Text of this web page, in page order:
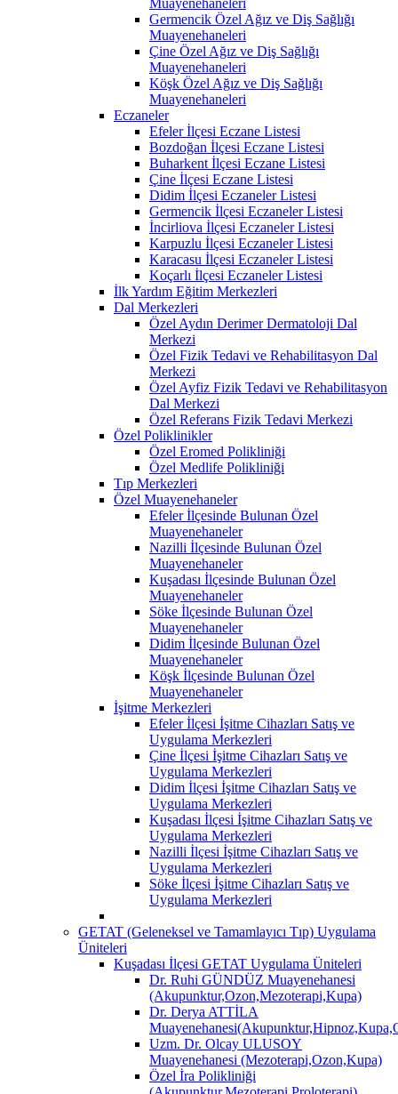
Germencik Özel Ağız ve Diş Sağlığı
Muayenehaneleri
Çine Özel Ağız ve Diş Sağlığı
Muayenehaneleri
Köşk Özel Ağız ve Diş Sağlığı
Muayenehaneleri
Eczaneler
Efeler İlçesi Eczane Listesi
Bozdoğan İlçesi Eczane Listesi
Buharkent İlçesi Eczane Listesi
Çine İlçesi Eczane Listesi
Didim İlçesi Eczaneler Listesi
Germencik İlçesi Eczaneler Listesi
İncirliova İlçesi Eczaneler Listesi
Karpuzlu İlçesi Eczaneler Listesi
Karacasu İlçesi Eczaneler Listesi
Koçarlı İlçesi Eczaneler Listesi
İlk Yardım Eğitim Merkezleri
Dal Merkezleri
Özel Aydın Derimer Dermatoloji Dal
Merkezi
Özel Fizik Tedavi ve Rehabilitasyon Dal
Merkezi
Özel Ayfiz Fizik Tedavi ve Rehabilitasyon
Dal Merkezi
Özel Referans Fizik Tedavi Merkezi
Özel Poliklinikler
Özel Eromed Polikliniği
Özel Medlife Polikliniği
Tıp Merkezleri
Özel Muayenehaneler
Efeler İlçesinde Bulunan Özel
Muayenehaneler
Nazilli İlçesinde Bulunan Özel
Muayenehaneler
Kuşadası İlçesinde Bulunan Özel
Muayenehaneler
Söke İlçesinde Bulunan Özel
Muayenehaneler
Didim İlçesinde Bulunan Özel
Muayenehaneler
Köşk İlçesinde Bulunan Özel
Muayenehaneler
İşitme Merkezleri
Efeler İlçesi İşitme Cihazları Satış ve
Uygulama Merkezleri
Çine İlçesi İşitme Cihazları Satış ve
Uygulama Merkezleri
Didim İlçesi İşitme Cihazları Satış ve
Uygulama Merkezleri
Kuşadası İlçesi İşitme Cihazları Satış ve
Uygulama Merkezleri
Nazilli İlçesi İşitme Cihazları Satış ve
Uygulama Merkezleri
Söke İlçesi İşitme Cihazları Satış ve
Uygulama Merkezleri
GETAT (Geleneksel ve Tamamlayıcı Tıp) Uygulama
Üniteleri
Kuşadası İlçesi GETAT Uygulama Üniteleri
Dr. Ruhi GÜNDÜZ Muayenehanesi
(Akupunktur,Ozon,Mezoterapi,Kupa)
Dr. Derya ATTİLA
Uzm. Dr. Olcay ULUSOY
Muayenehanesi (Mezoterapi,Ozon,Kupa)
Özel İra Polikliniği